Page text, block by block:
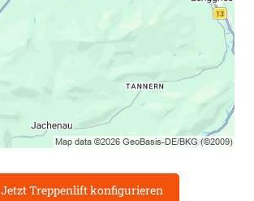
Jetzt Treppenlift konfigurieren